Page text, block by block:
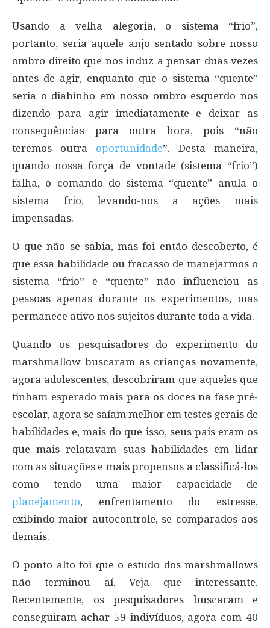
Usando a velha alegoria, o sistema “frio”,
portanto, seria aquele anjo sentado sobre nosso
ombro direito que nos induz a pensar duas vezes
antes de agir, enquanto que o sistema “quente”
seria o diabinho em nosso ombro esquerdo nos
dizendo para agir imediatamente e deixar as
consequências para outra hora, pois “não
teremos outra oportunidade”. Desta maneira,
quando nossa força de vontade (sistema “frio”)
falha, o comando do sistema “quente” anula o
sistema frio, levando-nos a ações mais
impensadas.
O que não se sabia, mas foi então descoberto, é
que essa habilidade ou fracasso de manejarmos o
sistema “frio” e “quente” não influenciou as
pessoas apenas durante os experimentos, mas
permanece ativo nos sujeitos durante toda a vida.
Quando os pesquisadores do experimento do
marshmallow buscaram as crianças novamente,
agora adolescentes, descobriram que aqueles que
tinham esperado mais para os doces na fase pré-
escolar, agora se saíam melhor em testes gerais de
habilidades e, mais do que isso, seus pais eram os
que mais relatavam suas habilidades em lidar
com as situações e mais propensos a classificá-los
como tendo uma maior capacidade de
planejamento, enfrentamento do estresse,
exibindo maior autocontrole, se comparados aos
demais.
O ponto alto foi que o estudo dos marshmallows
não terminou aí. Veja que interessante.
Recentemente, os pesquisadores buscaram e
conseguiram achar 59 indivíduos, agora com 40